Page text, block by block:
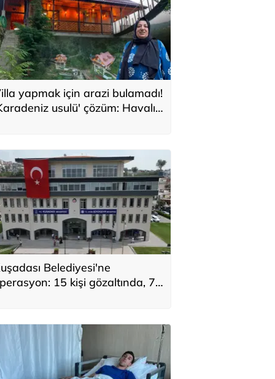
yapmak için arazi bulamadı!
usulü' çözüm: Havalı
Belediyesi'ne
15 kişi gözaltında, 7